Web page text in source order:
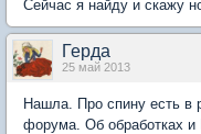
Сейчас я найду и скажу
Герда
25 май 2013
Нашла. Про спину есть в
форума. Об обработках и